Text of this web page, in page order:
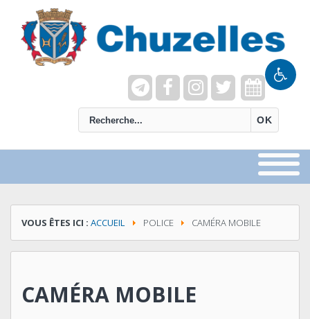
OK
VOUS ÊTES ICI : ACCUEIL POLICE CAMÉRA MOBILE
CAMÉRA MOBILE